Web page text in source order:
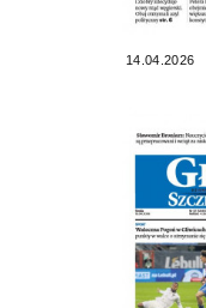
14.04.2026